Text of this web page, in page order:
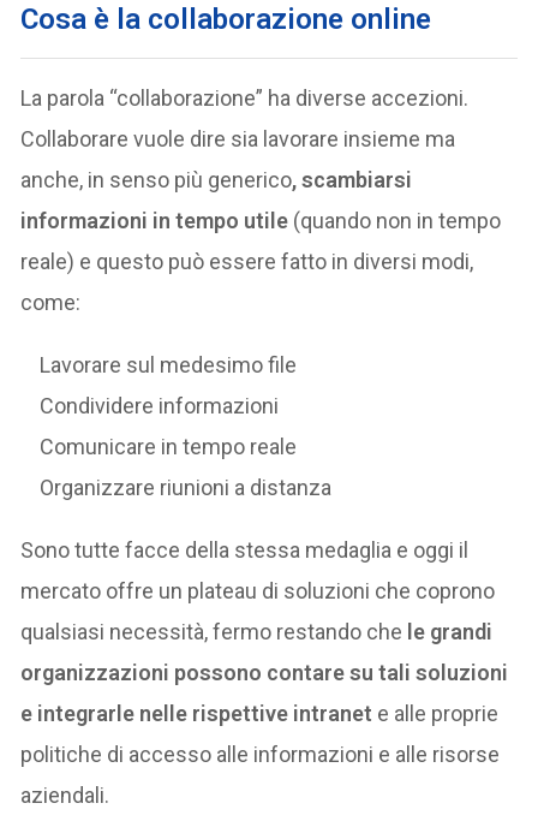
Cosa è la collaborazione online
La parola “collaborazione” ha diverse accezioni.
Collaborare vuole dire sia lavorare insieme ma
anche, in senso più generico, scambiarsi
informazioni in tempo utile (quando non in tempo
reale) e questo può essere fatto in diversi modi,
come:
Lavorare sul medesimo file
Condividere informazioni
Comunicare in tempo reale
Organizzare riunioni a distanza
Sono tutte facce della stessa medaglia e oggi il
mercato offre un plateau di soluzioni che coprono
qualsiasi necessità, fermo restando che le grandi
organizzazioni possono contare su tali soluzioni
e integrarle nelle rispettive intranet e alle proprie
politiche di accesso alle informazioni e alle risorse
aziendali.